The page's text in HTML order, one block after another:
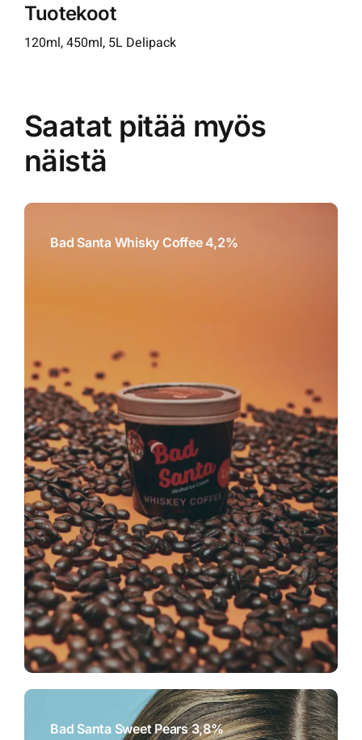
Tuotekoot
120ml, 450ml, 5L Delipack
Saatat pitää myös
näistä
Bad Santa Whisky Coffee 4,2%
Bad Santa Sweet Pears 3,8%